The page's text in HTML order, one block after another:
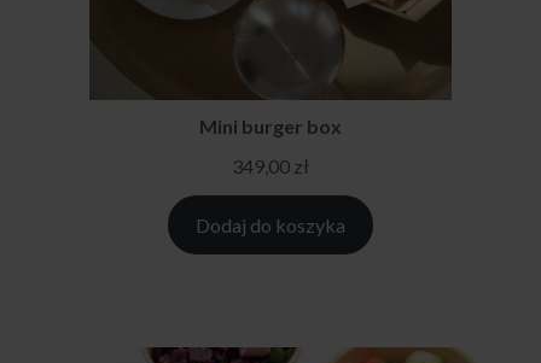
Mini burger box
349,00 zł
Dodaj do koszyka